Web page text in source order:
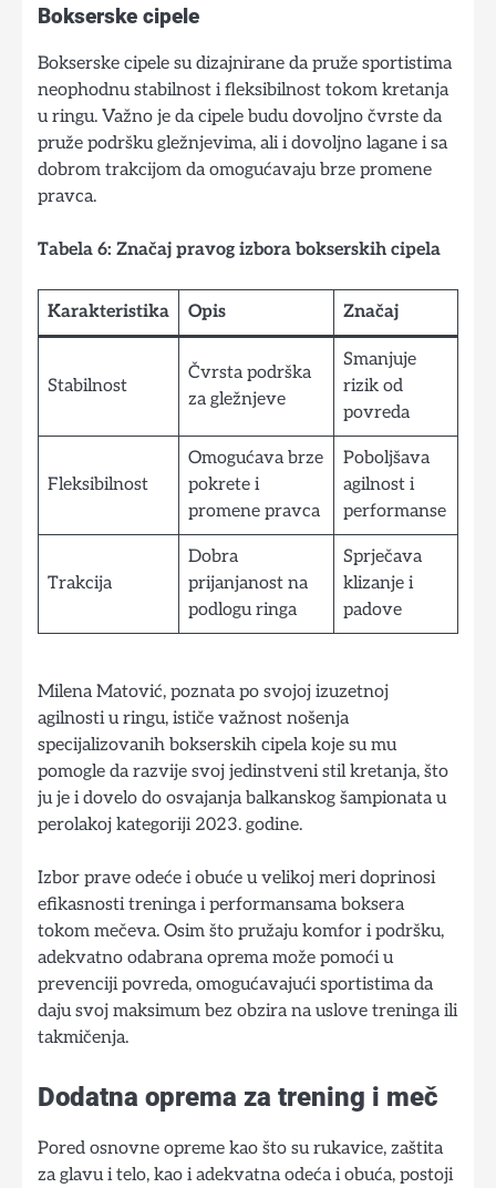
Bokserske cipele
Bokserske cipele su dizajnirane da pruže sportistima
neophodnu stabilnost i fleksibilnost tokom kretanja
u ringu. Važno je da cipele budu dovoljno čvrste da
pruže podršku gležnjevima, ali i dovoljno lagane i sa
dobrom trakcijom da omogućavaju brze promene
pravca.
Tabela 6: Značaj pravog izbora bokserskih cipela
Karakteristika Opis Značaj
Stabilnost
Čvrsta podrška
za gležnjeve
Smanjuje
rizik od
povreda
Fleksibilnost
Omogućava brze
pokrete i
promene pravca
Poboljšava
agilnost i
performanse
Trakcija
Dobra
prijanjanost na
podlogu ringa
Sprječava
klizanje i
padove
Milena Matović, poznata po svojoj izuzetnoj
agilnosti u ringu, ističe važnost nošenja
specijalizovanih bokserskih cipela koje su mu
pomogle da razvije svoj jedinstveni stil kretanja, što
ju je i dovelo do osvajanja balkanskog šampionata u
perolakoj kategoriji 2023. godine.
Izbor prave odeće i obuće u velikoj meri doprinosi
efikasnosti treninga i performansama boksera
tokom mečeva. Osim što pružaju komfor i podršku,
adekvatno odabrana oprema može pomoći u
prevenciji povreda, omogućavajući sportistima da
daju svoj maksimum bez obzira na uslove treninga ili
takmičenja.
Dodatna oprema za trening i meč
Pored osnovne opreme kao što su rukavice, zaštita
za glavu i telo, kao i adekvatna odeća i obuća, postoji